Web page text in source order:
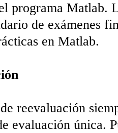
programa Matlab.
de exámenes
en Matlab.
reevaluación
evaluación única.